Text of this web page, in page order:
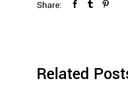
Share:
Related